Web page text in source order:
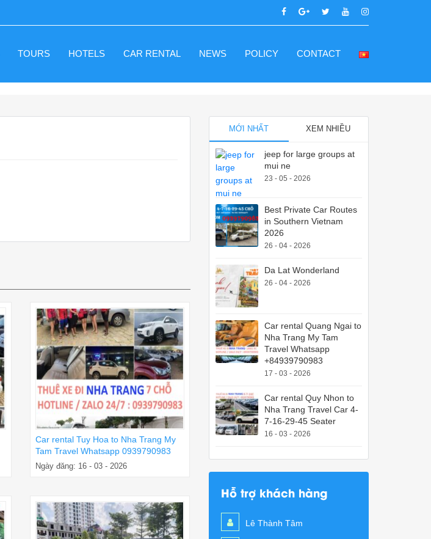
TOURS HOTELS CAR RENTAL NEWS POLICY CONTACT
Car rental Tuy Hoa to Nha Trang My
Tam Travel Whatsapp 0939790983
Ngày đăng: 16 - 03 - 2026
MỚI NHẤT XEM NHIỀU
jeep for large groups at
mui ne
23 - 05 - 2026
Best Private Car Routes
in Southern Vietnam
2026
26 - 04 - 2026
Da Lat Wonderland
26 - 04 - 2026
Car rental Quang Ngai to
Nha Trang My Tam
Travel Whatsapp
+84939790983
17 - 03 - 2026
Car rental Quy Nhon to
Nha Trang Travel Car 4-
7-16-29-45 Seater
16 - 03 - 2026
Hỗ trợ khách hàng
Lê Thành Tâm